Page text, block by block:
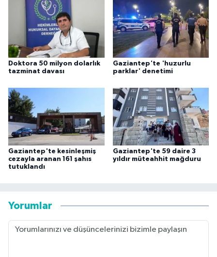
Doktora 50 milyon dolarlık
tazminat davası
Gaziantep'te 'huzurlu
parklar' denetimi
Gaziantep'te kesinleşmiş
cezayla aranan 161 şahıs
tutuklandı
Gaziantep'te 59 daire 3
yıldır müteahhit mağduru
Yorumlar